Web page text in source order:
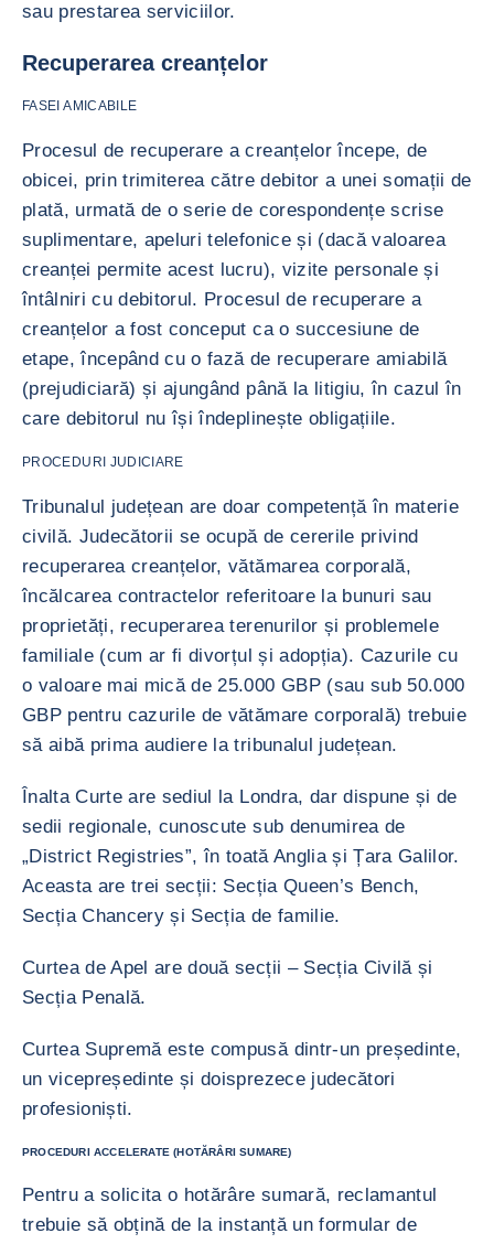
sau prestarea serviciilor.
Recuperarea creanțelor
FASEI AMICABILE
Procesul de recuperare a creanțelor începe, de
obicei, prin trimiterea către debitor a unei somații de
plată, urmată de o serie de corespondențe scrise
suplimentare, apeluri telefonice și (dacă valoarea
creanței permite acest lucru), vizite personale și
întâlniri cu debitorul. Procesul de recuperare a
creanțelor a fost conceput ca o succesiune de
etape, începând cu o fază de recuperare amiabilă
(prejudiciară) și ajungând până la litigiu, în cazul în
care debitorul nu își îndeplinește obligațiile.
PROCEDURI JUDICIARE
Tribunalul județean are doar competență în materie
civilă. Judecătorii se ocupă de cererile privind
recuperarea creanțelor, vătămarea corporală,
încălcarea contractelor referitoare la bunuri sau
proprietăți, recuperarea terenurilor și problemele
familiale (cum ar fi divorțul și adopția). Cazurile cu
o valoare mai mică de 25.000 GBP (sau sub 50.000
GBP pentru cazurile de vătămare corporală) trebuie
să aibă prima audiere la tribunalul județean.
Înalta Curte are sediul la Londra, dar dispune și de
sedii regionale, cunoscute sub denumirea de
„District Registries”, în toată Anglia și Țara Galilor.
Aceasta are trei secții: Secția Queen’s Bench,
Secția Chancery și Secția de familie.
Curtea de Apel are două secții – Secția Civilă și
Secția Penală.
Curtea Supremă este compusă dintr-un președinte,
un vicepreședinte și doisprezece judecători
profesioniști.
PROCEDURI ACCELERATE (HOTĂRÂRI SUMARE)
Pentru a solicita o hotărâre sumară, reclamantul
trebuie să obțină de la instanță un formular de